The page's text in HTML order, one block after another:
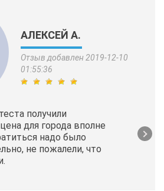
АЛЕКСЕЙ А.
Отзыв добавлен 2019-12-10
01:55:36
получили
для города вполне
надо было
не пожалели, что